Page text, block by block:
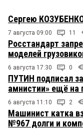
Сергею
7 августа 09:00 11
Росстандарт
моделей
6 августа 17:30 0
ПУТИН подписал
амнистии» ещё на
6 августа 11:10 2
Машинист катка
№967 долги и